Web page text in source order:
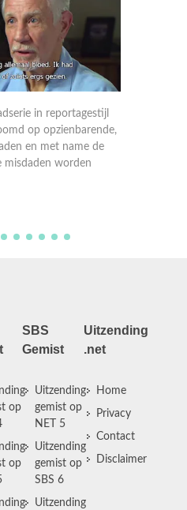
in reportagestijl
op opzienbarende,
en met name de
misdaden worden
op
op
SBS
Gemist
Uitzending
gemist op
NET 5
Uitzending
gemist op
SBS 6
Uitzending
Uitzending
.net
Home
Privacy
Contact
Disclaimer